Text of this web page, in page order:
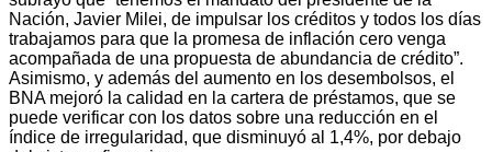
Nación, Javier Milei, de impulsar los créditos y todos los días
trabajamos para que la promesa de inflación cero venga
acompañada de una propuesta de abundancia de crédito”.
Asimismo, y además del aumento en los desembolsos, el
BNA mejoró la calidad en la cartera de préstamos, que se
puede verificar con los datos sobre una reducción en el
índice de irregularidad, que disminuyó al 1,4%, por debajo